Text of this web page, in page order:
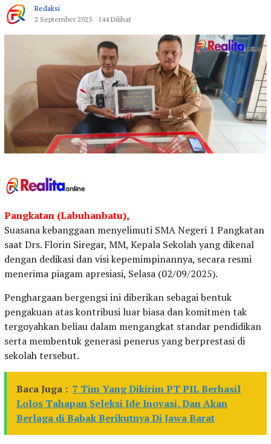
Redaksi
2 September 2025
144 Dilihat
Pangkatan (Labuhanbatu),
Suasana kebanggaan menyelimuti SMA Negeri 1 Pangkatan
saat Drs. Florin Siregar, MM, Kepala Sekolah yang dikenal
dengan dedikasi dan visi kepemimpinannya, secara resmi
menerima piagam apresiasi, Selasa (02/09/2025).
Penghargaan bergengsi ini diberikan sebagai bentuk
pengakuan atas kontribusi luar biasa dan komitmen tak
tergoyahkan beliau dalam mengangkat standar pendidikan
serta membentuk generasi penerus yang berprestasi di
sekolah tersebut.
Baca Juga : 7 Tim Yang Dikirim PT PIL Berhasil
Lolos Tahapan Seleksi Ide Inovasi, Dan Akan
Berlaga di Babak Berikutnya Di Jawa Barat